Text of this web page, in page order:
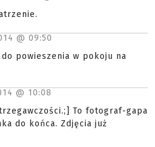
@ 09:50
powieszenia w pokoju na
@ 10:08
To fotograf-gapa
do końca. Zdjęcia już